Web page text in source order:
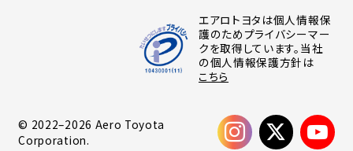
エアロトヨタは個人情報保
護のためプライバシーマー
クを取得しています。当社
の個人情報保護方針は
こちら
© 2022–2026 Aero Toyota
Corporation.